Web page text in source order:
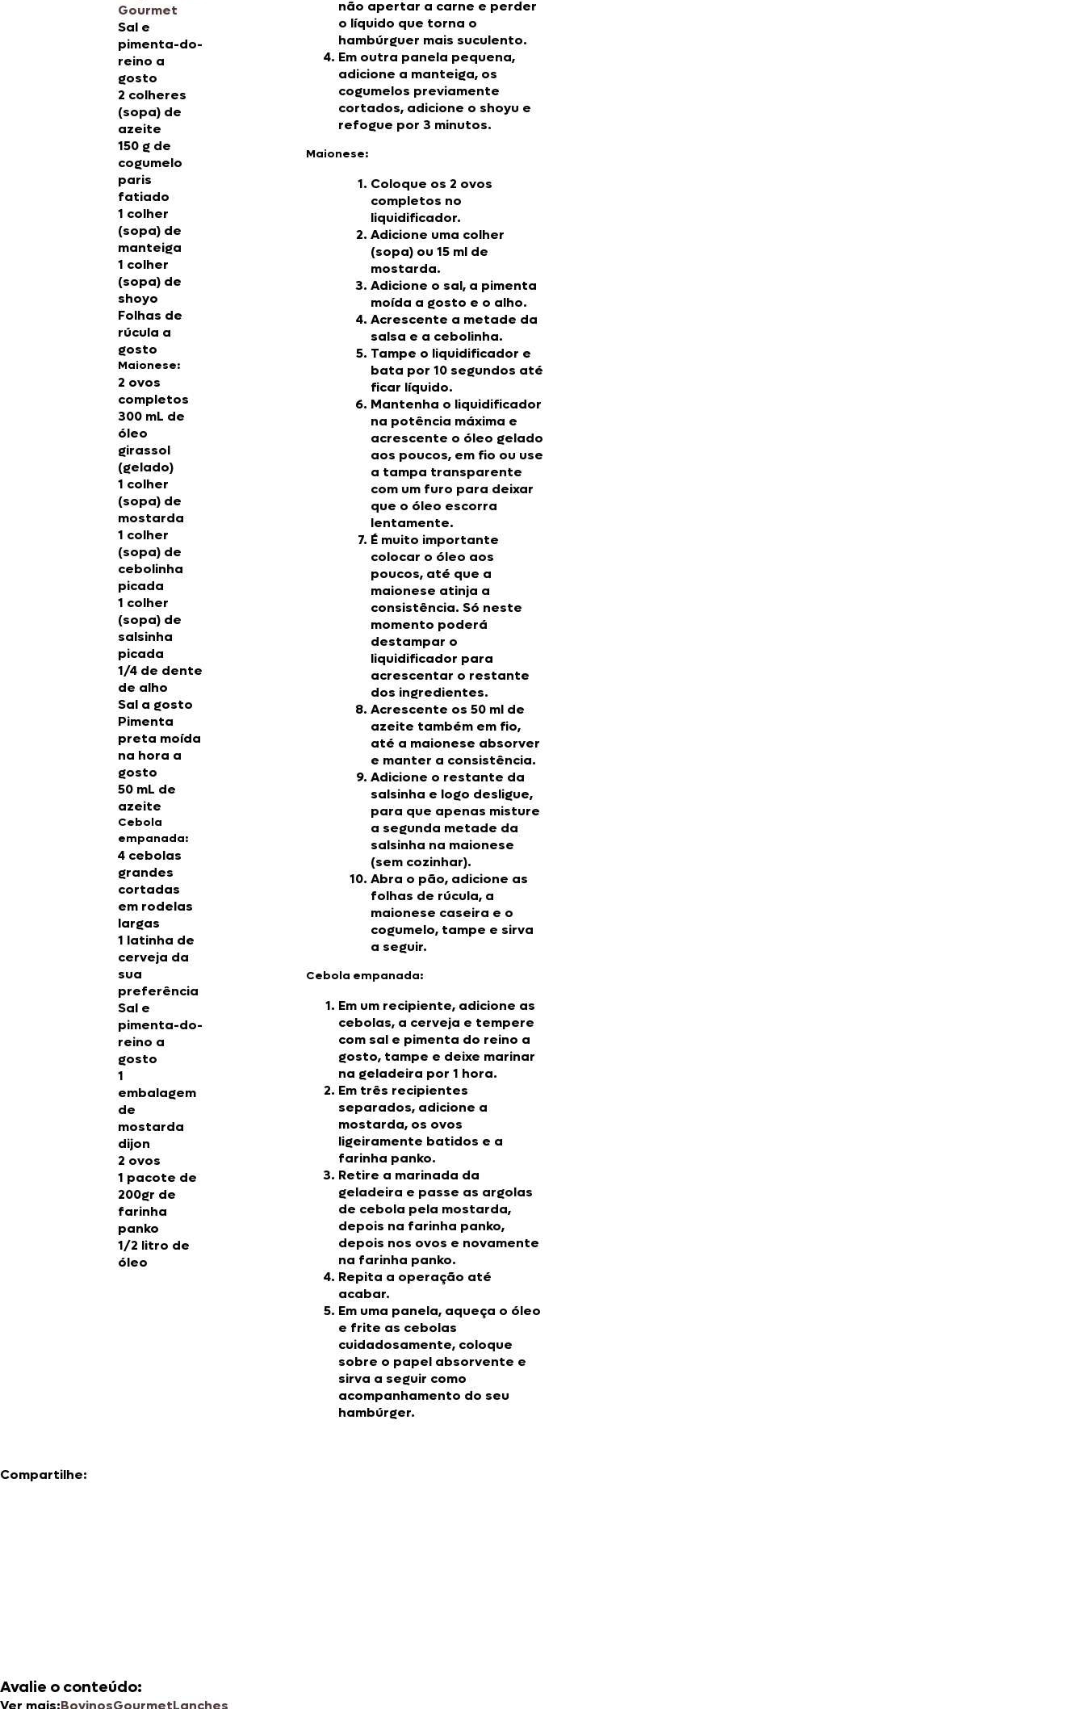
Gourmet
Sal e
pimenta-do-
reino a
gosto
2 colheres
(sopa) de
azeite
150 g de
cogumelo
paris
fatiado
1 colher
(sopa) de
manteiga
1 colher
(sopa) de
shoyo
Folhas de
rúcula a
gosto
Maionese:
2 ovos
completos
300 mL de
óleo
girassol
(gelado)
1 colher
(sopa) de
mostarda
1 colher
(sopa) de
cebolinha
picada
1 colher
(sopa) de
salsinha
picada
1/4 de dente
de alho
Sal a gosto
Pimenta
preta moída
na hora a
gosto
50 mL de
azeite
Cebola
empanada:
4 cebolas
grandes
cortadas
em rodelas
largas
1 latinha de
cerveja da
sua
preferência
Sal e
pimenta-do-
reino a
gosto
1
embalagem
de
mostarda
dijon
2 ovos
1 pacote de
200gr de
farinha
panko
1/2 litro de
óleo
não apertar a carne e perder
o líquido que torna o
hambúrguer mais suculento.
Em outra panela pequena,
adicione a manteiga, os
cogumelos previamente
cortados, adicione o shoyu e
refogue por 3 minutos.
Maionese:
Coloque os 2 ovos
completos no
liquidificador.
Adicione uma colher
(sopa) ou 15 ml de
mostarda.
Adicione o sal, a pimenta
moída a gosto e o alho.
Acrescente a metade da
salsa e a cebolinha.
Tampe o liquidificador e
bata por 10 segundos até
ficar líquido.
Mantenha o liquidificador
na potência máxima e
acrescente o óleo gelado
aos poucos, em fio ou use
a tampa transparente
com um furo para deixar
que o óleo escorra
lentamente.
É muito importante
colocar o óleo aos
poucos, até que a
maionese atinja a
consistência. Só neste
momento poderá
destampar o
liquidificador para
acrescentar o restante
dos ingredientes.
Acrescente os 50 ml de
azeite também em fio,
até a maionese absorver
e manter a consistência.
Adicione o restante da
salsinha e logo desligue,
para que apenas misture
a segunda metade da
salsinha na maionese
(sem cozinhar).
Abra o pão, adicione as
folhas de rúcula, a
maionese caseira e o
cogumelo, tampe e sirva
a seguir.
Cebola empanada:
Em um recipiente, adicione as
cebolas, a cerveja e tempere
com sal e pimenta do reino a
gosto, tampe e deixe marinar
na geladeira por 1 hora.
Em três recipientes
separados, adicione a
mostarda, os ovos
ligeiramente batidos e a
farinha panko.
Retire a marinada da
geladeira e passe as argolas
de cebola pela mostarda,
depois na farinha panko,
depois nos ovos e novamente
na farinha panko.
Repita a operação até
acabar.
Em uma panela, aqueça o óleo
e frite as cebolas
cuidadosamente, coloque
sobre o papel absorvente e
sirva a seguir como
acompanhamento do seu
hambúrger.
Compartilhe:
Avalie o conteúdo:
Ver mais:BovinosGourmetLanches